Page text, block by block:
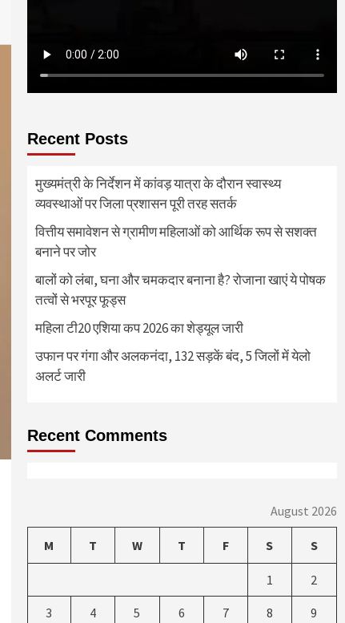
Recent Posts
मुख्यमंत्री के निर्देशन में कांवड़ यात्रा के दौरान स्वास्थ्य
व्यवस्थाओं पर जिला प्रशासन पूरी तरह सतर्क
वित्तीय समावेशन से ग्रामीण महिलाओं को आर्थिक रूप से सशक्त
बनाने पर जोर
बालों को लंबा, घना और चमकदार बनाना है? रोजाना खाएं ये पोषक
तत्वों से भरपूर फूड्स
महिला टी20 एशिया कप 2026 का शेड्यूल जारी
उफान पर गंगा और अलकनंदा, 132 सड़कें बंद, 5 जिलों में येलो
अलर्ट जारी
Recent Comments
August 2026
M T W T F S S
1 2
3 4 5 6 7 8 9